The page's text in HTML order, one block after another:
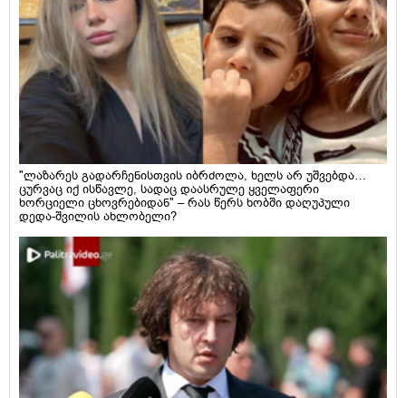
"ლაზარეს გადარჩენისთვის იბრძოლა, ხელს არ უშვებდა…
ცურვაც იქ ისწავლე, სადაც დაასრულე ყველაფერი
ხორციელი ცხოვრებიდან" – რას წერს ხობში დაღუპული
დედა-შვილის ახლობელი?